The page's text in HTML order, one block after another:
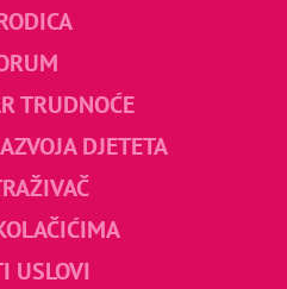
TRUDNOĆE
DJETETA
USLOVI